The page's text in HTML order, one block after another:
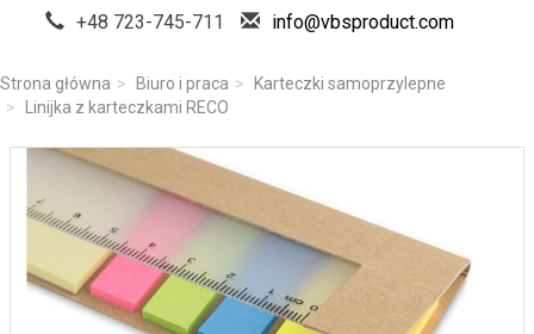
+48 723-745-711 info@vbsproduct.com
Strona główna Biuro i praca
Karteczki samoprzylepne
Linijka z karteczkami RECO